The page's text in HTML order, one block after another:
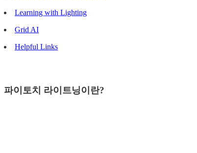
Learning with Lighting
Grid AI
Helpful Links
파이토치 라이트닝이란?